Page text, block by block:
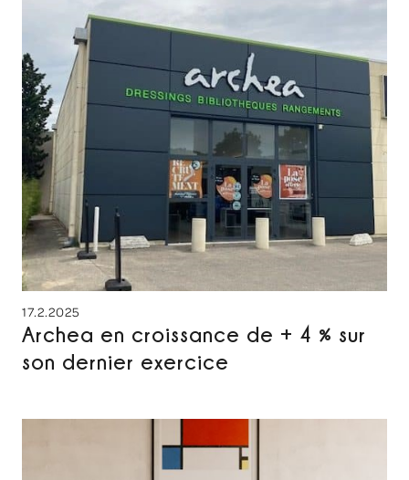
17.2.2025
Archea en croissance de + 4 % sur
son dernier exercice